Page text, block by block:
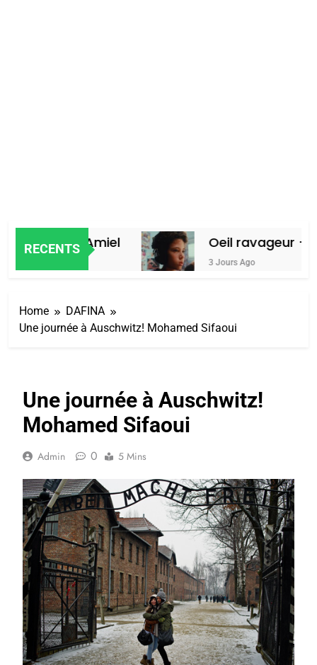
RECENTS
par Alain Amiel Oeil ravageur –
3 Jours Ago
Home
DAFINA
Une journée à Auschwitz! Mohamed Sifaoui
Une journée à Auschwitz!
Mohamed Sifaoui
Admin 0 5 Mins